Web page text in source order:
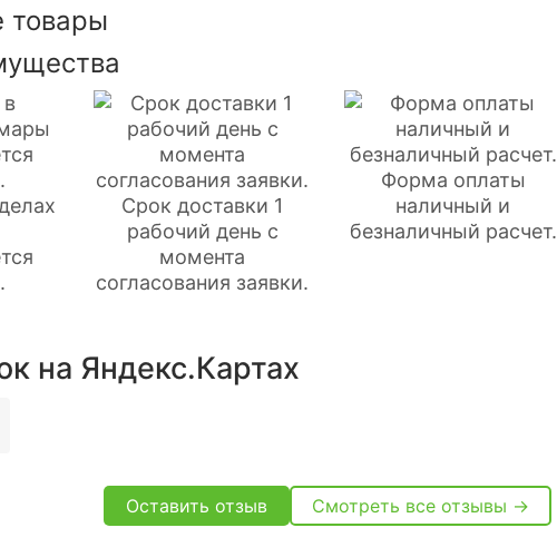
товары
Срок доставки 1
рабочий день с
момента
согласования заявки.
Форма оплаты
наличный и
безналичный расчет.
на Яндекс.Картах
Оставить отзыв Смотреть все отзывы →